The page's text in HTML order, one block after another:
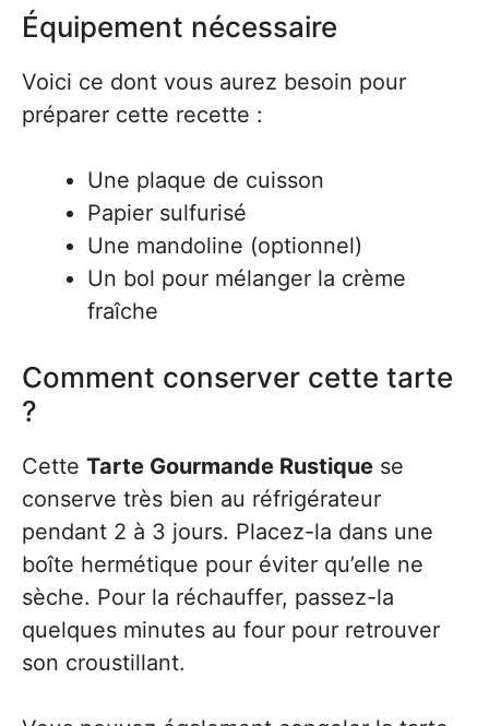
Équipement nécessaire
Voici ce dont vous aurez besoin pour
préparer cette recette :
Une plaque de cuisson
Papier sulfurisé
Une mandoline (optionnel)
Un bol pour mélanger la crème
fraîche
Comment conserver cette tarte
?
Cette Tarte Gourmande Rustique se
conserve très bien au réfrigérateur
pendant 2 à 3 jours. Placez-la dans une
boîte hermétique pour éviter qu’elle ne
sèche. Pour la réchauffer, passez-la
quelques minutes au four pour retrouver
son croustillant.